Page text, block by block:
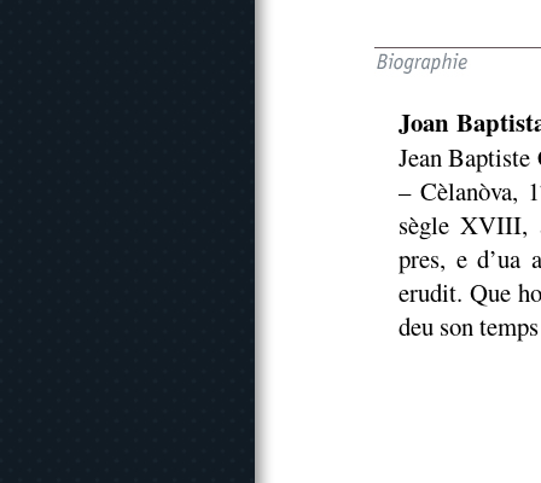
Joan
Jean
– Cèlanòva,
sègle XVIII,
pres, e d’ua
erudit. Que
deu son